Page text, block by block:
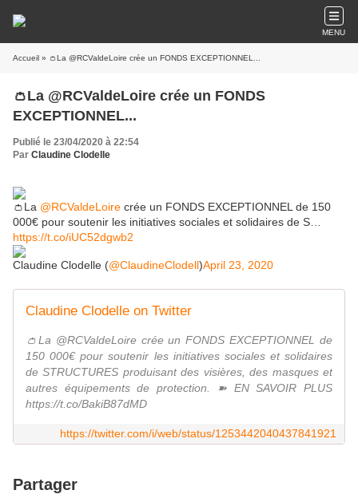
MENU
Accueil » 👛La @RCValdeLoire crée un FONDS EXCEPTIONNEL...
👛La @RCValdeLoire crée un FONDS
EXCEPTIONNEL...
Publié le 23/04/2020 à 22:54
Par Claudine Clodelle
👛La @RCValdeLoire crée un FONDS EXCEPTIONNEL de 150
000€ pour soutenir les initiatives sociales et solidaires de S…
https://t.co/iUC52dgwb2
Claudine Clodelle (@ClaudineClodell)April 23, 2020
Claudine Clodelle on Twitter
👛La @RCValdeLoire crée un FONDS EXCEPTIONNEL de
150 000€ pour soutenir les initiatives sociales et solidaires
de STRUCTURES produisant des visières, des masques et
autres équipements de protection. ➽ EN SAVOIR PLUS
https://t.co/BakiB87dMD
https://twitter.com/i/web/status/1253442040437841921
Partager